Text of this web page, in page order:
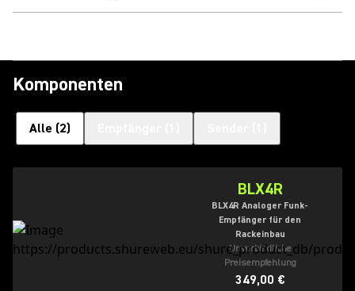
Komponenten
Alle (2)
BLX4R
BLX4R Analoger Funk-
Empfänger für den
Rackeinbau
Unverbindliche
Preisempfehlung
349,00 €